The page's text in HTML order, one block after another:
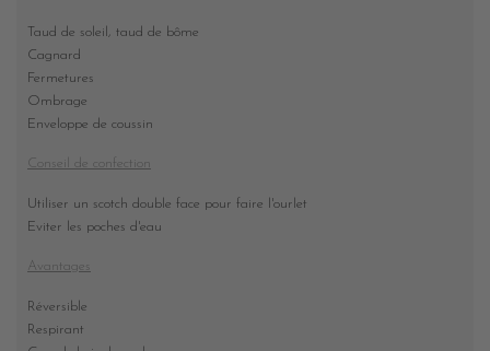
Taud de soleil, taud de bôme
Cagnard
Fermetures
Ombrage
Enveloppe de coussin
Conseil de confection
Utiliser un scotch double face pour faire l'ourlet
Eviter les poches d'eau
Avantages
Réversible
Respirant